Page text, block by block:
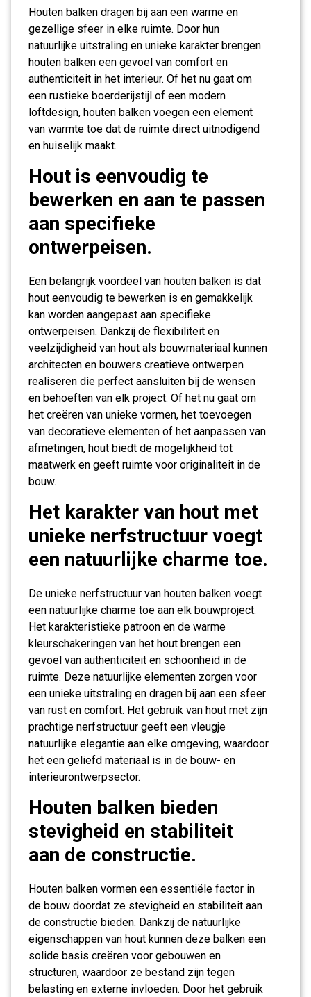
Houten balken dragen bij aan een warme en
gezellige sfeer in elke ruimte. Door hun
natuurlijke uitstraling en unieke karakter brengen
houten balken een gevoel van comfort en
authenticiteit in het interieur. Of het nu gaat om
een rustieke boerderijstijl of een modern
loftdesign, houten balken voegen een element
van warmte toe dat de ruimte direct uitnodigend
en huiselijk maakt.
Hout is eenvoudig te
bewerken en aan te passen
aan specifieke
ontwerpeisen.
Een belangrijk voordeel van houten balken is dat
hout eenvoudig te bewerken is en gemakkelijk
kan worden aangepast aan specifieke
ontwerpeisen. Dankzij de flexibiliteit en
veelzijdigheid van hout als bouwmateriaal kunnen
architecten en bouwers creatieve ontwerpen
realiseren die perfect aansluiten bij de wensen
en behoeften van elk project. Of het nu gaat om
het creëren van unieke vormen, het toevoegen
van decoratieve elementen of het aanpassen van
afmetingen, hout biedt de mogelijkheid tot
maatwerk en geeft ruimte voor originaliteit in de
bouw.
Het karakter van hout met
unieke nerfstructuur voegt
een natuurlijke charme toe.
De unieke nerfstructuur van houten balken voegt
een natuurlijke charme toe aan elk bouwproject.
Het karakteristieke patroon en de warme
kleurschakeringen van het hout brengen een
gevoel van authenticiteit en schoonheid in de
ruimte. Deze natuurlijke elementen zorgen voor
een unieke uitstraling en dragen bij aan een sfeer
van rust en comfort. Het gebruik van hout met zijn
prachtige nerfstructuur geeft een vleugje
natuurlijke elegantie aan elke omgeving, waardoor
het een geliefd materiaal is in de bouw- en
interieurontwerpsector.
Houten balken bieden
stevigheid en stabiliteit
aan de constructie.
Houten balken vormen een essentiële factor in
de bouw doordat ze stevigheid en stabiliteit aan
de constructie bieden. Dankzij de natuurlijke
eigenschappen van hout kunnen deze balken een
solide basis creëren voor gebouwen en
structuren, waardoor ze bestand zijn tegen
belasting en externe invloeden. Door het gebruik